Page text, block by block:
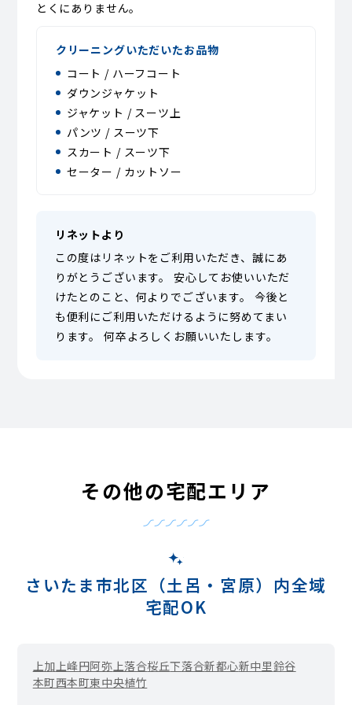
とくにありません。
クリーニングいただいたお品物
コート / ハーフコート
ダウンジャケット
ジャケット / スーツ上
パンツ / スーツ下
スカート / スーツ下
セーター / カットソー
リネットより
この度はリネットをご利用いただき、誠にあ
りがとうございます。 安心してお使いいただ
けたとのこと、何よりでございます。 今後と
も便利にご利用いただけるように努めてまい
ります。 何卒よろしくお願いいたします。
その他の宅配エリア
さいたま市北区（土呂・宮原）内全域
宅配OK
上加上峰円阿弥上落合桜丘下落合新都心新中里鈴谷
本町西本町東中央植竹